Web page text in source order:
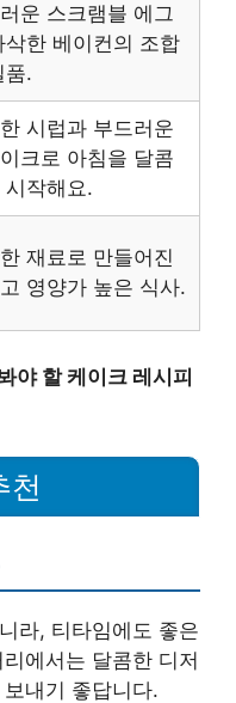
운 스크램블 에그
삭한 베이컨의 조합
품.
시럽과 부드러운
크로 아침을 달콤
시작해요.
재료로 만들어진
영양가 높은 식사.
야 할 케이크 레시피
천
라, 티타임에도 좋은
에서는 달콤한 디저
내기 좋답니다.